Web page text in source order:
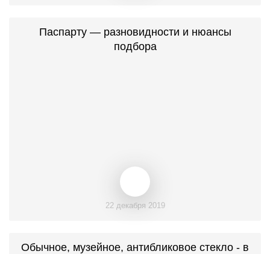
Паспарту — разновидности и нюансы
подбора
22 декабря 2019
Обычное, музейное, антибликовое стекло - в